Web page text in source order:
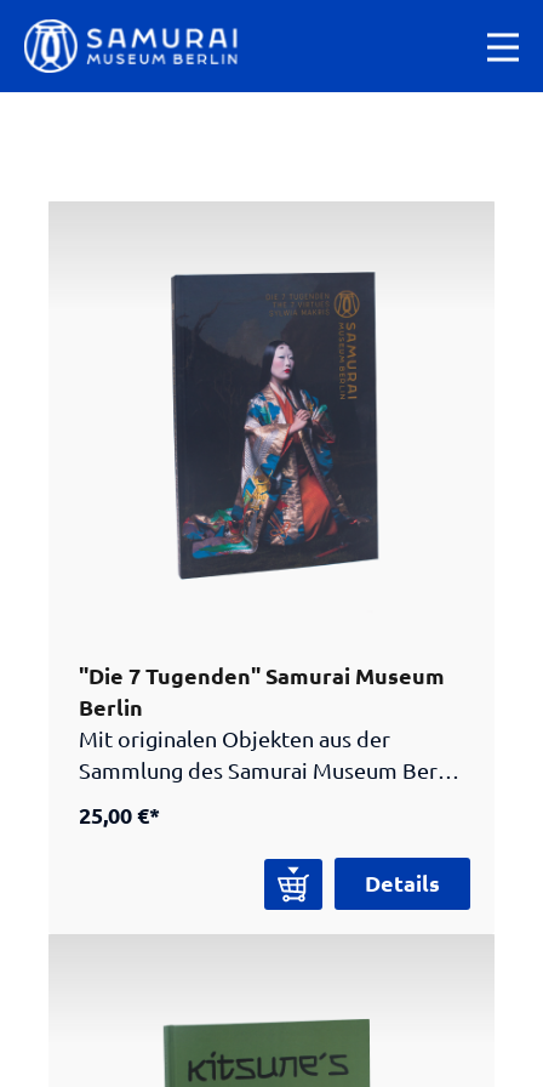
"Die 7 Tugenden" Samurai Museum
Berlin
Mit originalen Objekten aus der
Sammlung des Samurai Museum Berlin
und Legenden, Krieger, Gottheiten und
mythische Figuren in Szene gesetzt.
Der Katalog beinhaltet die vollständige
Die Foto-Serie „Die 7 Tugenden. The 7
Virtues” entstand in enger
25,00 €*
Details